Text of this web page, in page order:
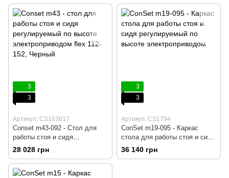
Компьютерный, Игровой,
Геймерский, Пульт вверх/вниз
без памяти
Компьютерний, Игровой,
Геймерский, Пульт вверх/вниз
без памяти
3
3
Артикул: CS163617
Conset m43-092 - Стол для
работы стоя и сидя
регулируемый по высоте
электроприводом, Серый,
Компьютерний, Игровой,
Геймерский, Пульт вверх/вниз
28 028 грн
3
3
Артикул: CS1794
ConSet m19-095 - Каркас
стола для работы стоя и сидя
регулируемый по высоте
электроприводом, Серый,
36 140 грн